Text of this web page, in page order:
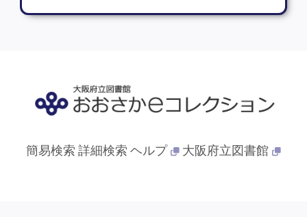
簡易検索 詳細検索 ヘルプ 大阪府立図書館